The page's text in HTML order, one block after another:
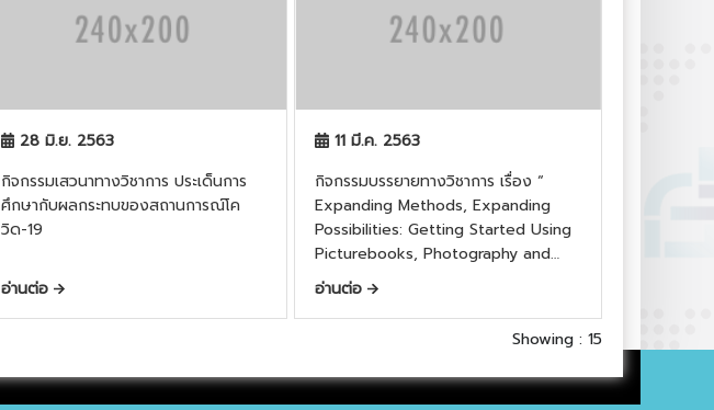
28 มิ.ย. 2563
กิจกรรมเสวนาทางวิชาการ ประเด็นการ
ศึกษากับผลกระทบของสถานการณ์โค
วิด-19
อ่านต่อ
11 มี.ค. 2563
กิจกรรมบรรยายทางวิชาการ เรื่อง “
Expanding Methods, Expanding
Possibilities: Getting Started Using
Picturebooks, Photography and
Autoethnography in Education
อ่านต่อ
Showing : 15